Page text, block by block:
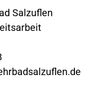
Salzuflen